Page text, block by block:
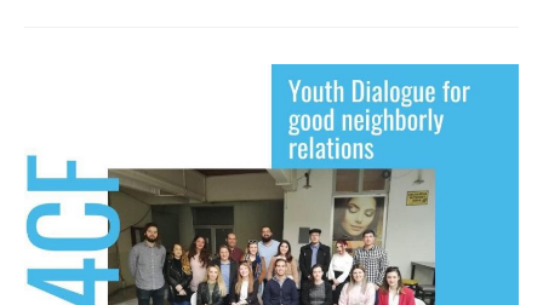
Πανεπιστήμιο
Πανεπιστήμιο
Μακεδονίας